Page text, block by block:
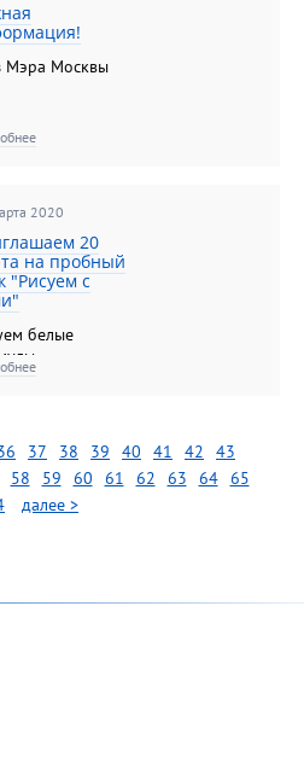
Мэра Москвы
2020
20
на пробный
"Рисуем с
белые
37 38 39 40 41 42
43
58 59 60 61 62 63 64 65
далее >